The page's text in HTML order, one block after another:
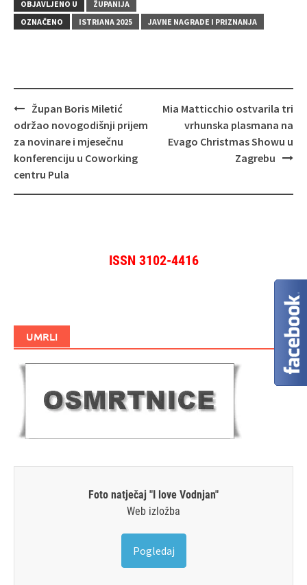
OBJAVLJENO U
ŽUPANIJA
OZNAČENO
ISTRIANA 2025 JAVNE NAGRADE I PRIZNANJA
Navigacija
objava
Župan Boris Miletić
održao novogodišnji prijem
za novinare i mjesečnu
konferenciju u Coworking
centru Pula
Mia Matticchio ostvarila tri
vrhunska plasmana na
Evago Christmas Showu u
Zagrebu
ISSN 3102-4416
UMRLI
Foto natječaj "I love Vodnjan"
Web izložba
Pogledaj